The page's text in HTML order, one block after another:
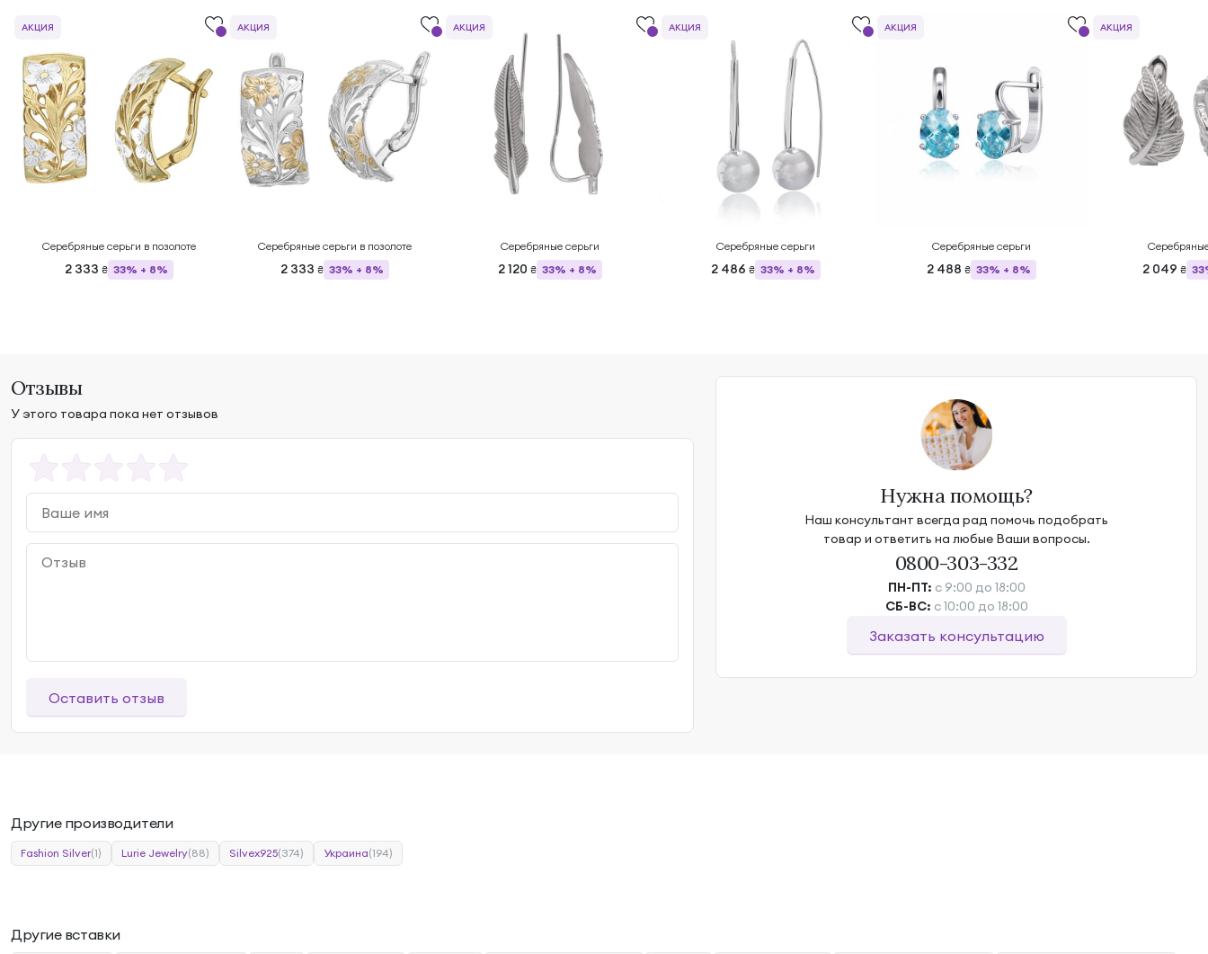
Серебряные серьги в позолоте
2 333 ₴ 33% + 8%
АКЦИЯ
Серебряные серьги в позолоте
2 333 ₴ 33% + 8%
АКЦИЯ
Серебряные серьги
2 120 ₴ 33% + 8%
АКЦИЯ
Серебряные серьги
2 486 ₴ 33% + 8%
АКЦИЯ
Серебряные серьги
2 488 ₴ 33% + 8%
АКЦИЯ
2 049 ₴
АКЦИЯ
Отзывы
У этого товара пока нет отзывов
Оставить отзыв
Нужна помощь?
Наш консультант всегда рад помочь подобрать
товар и ответить на любые Ваши вопросы.
0800-303-332
ПН-ПТ: с 9:00 до 18:00
СБ-ВС: с 10:00 до 18:00
Заказать консультацию
Другие производители
Fashion Silver(1) Lurie Jewelry(88) Silvex925(374) Украина(194)
Другие вставки